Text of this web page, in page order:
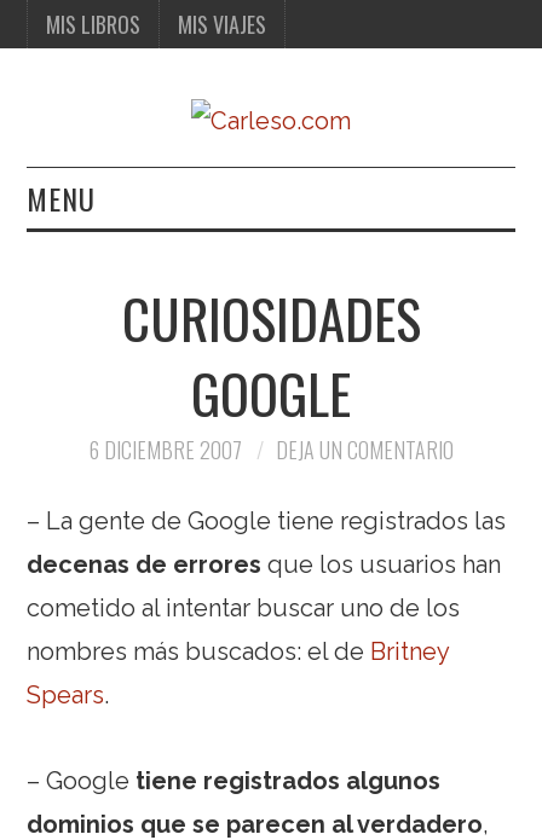
MIS LIBROS MIS VIAJES
MENU
MIS VIAJESCURIOSIDADES
GOOGLE
6 DICIEMBRE 2007 DEJA UN COMENTARIO
– La gente de Google tiene registrados las
decenas de errores que los usuarios han
cometido al intentar buscar uno de los
nombres más buscados: el de Britney
Spears.
– Google tiene registrados algunos
dominios que se parecen al verdadero,